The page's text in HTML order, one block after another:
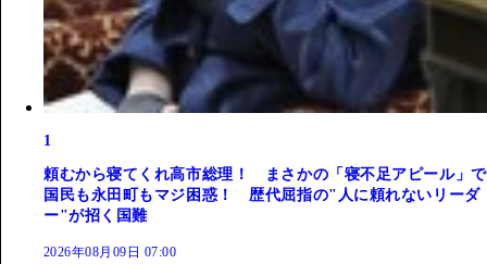
1
頼むから寝てくれ高市総理！ まさかの「寝不足アピール」で
国民も永田町もマジ困惑！ 歴代屈指の"人に頼れないリーダ
ー"が招く国難
2026年08月09日 07:00